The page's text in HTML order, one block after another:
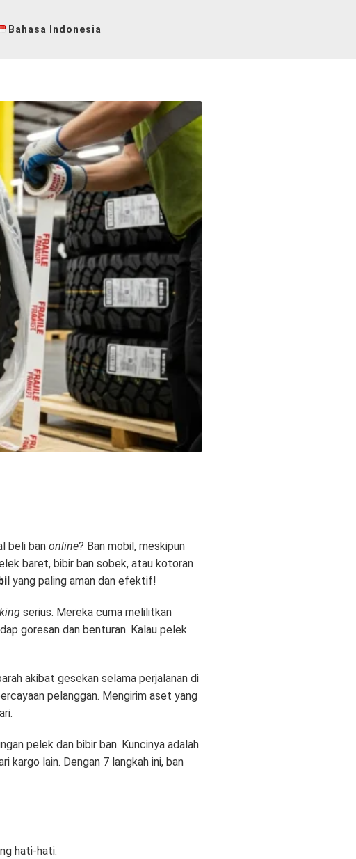
Bahasa Indonesia
beli ban online? Ban mobil, meskipun
baret, bibir ban sobek, atau kotoran
yang paling aman dan efektif!
serius. Mereka cuma melilitkan
goresan dan benturan. Kalau pelek
akibat gesekan selama perjalanan di
pelanggan. Mengirim aset yang
pelek dan bibir ban. Kuncinya adalah
kargo lain. Dengan 7 langkah ini, ban
hati-hati.